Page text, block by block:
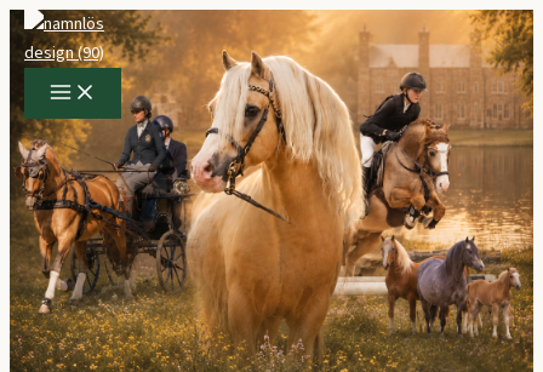
Hoppa
till
innehåll